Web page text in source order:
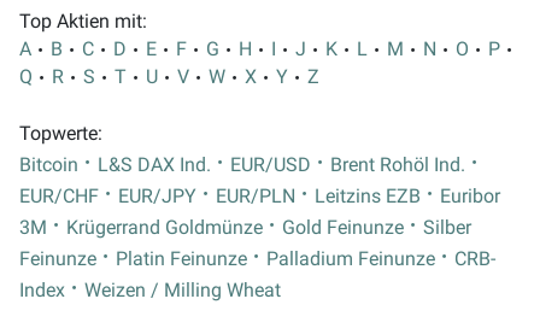
Top Aktien mit:
A
B C D E F G H I J K L M N O
P
Q
R S T U V W X Y Z
Topwerte:
Bitcoin
L&S DAX Ind. EUR/USD
Brent Rohöl Ind.
EUR/CHF
EUR/JPY EUR/PLN Leitzins EZB
Euribor
3M
Krügerrand Goldmünze Gold Feinunze
Silber
Feinunze
Platin Feinunze Palladium Feinunze
CRB-
Index
Weizen / Milling Wheat